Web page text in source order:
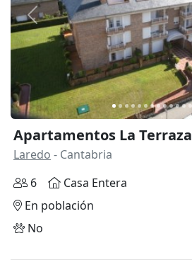
Anterior
Apartamentos La Terraza
Laredo - Cantabria
6
Casa Entera
En población
No